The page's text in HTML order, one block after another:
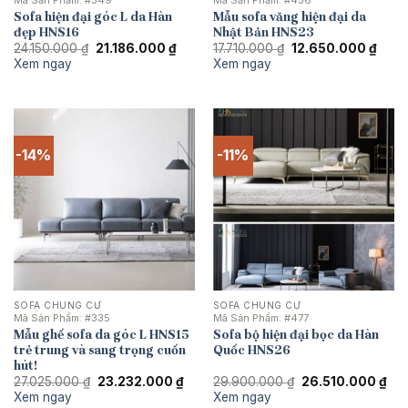
Sofa hiện đại góc L da Hàn
đẹp HNS16
24.150.000₫ Giá
21.186.000 ₫Giá
hiện
Xem ngay
Mẫu sofa văng hiện đại da
Nhật Bản HNS23
17.710.000₫ Giá
12.650.000 ₫Giá
hiện
Xem ngay
-14%
SOFA CHUNG CƯ
Mã Sản Phẩm: #335
Mẫu ghế sofa da góc L HNS15
trẻ trung và sang trọng cuốn
hút!
27.025.000₫ Giá
23.232.000 ₫Giá
hiện
Xem ngay
-11%
SOFA CHUNG CƯ
Mã Sản Phẩm: #477
Sofa bộ hiện đại bọc da Hàn
Quốc HNS26
29.900.000₫ Giá
26.510.000 ₫Giá
Xem ngay